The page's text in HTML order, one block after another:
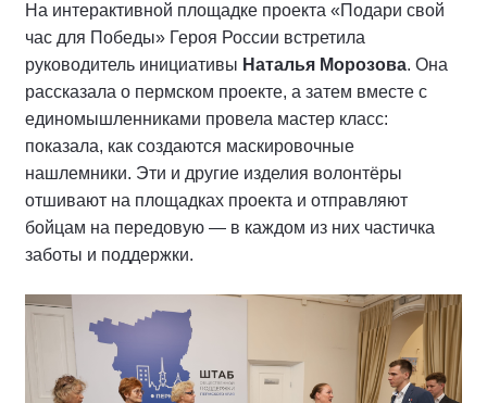
На интерактивной площадке проекта «Подари свой
час для Победы» Героя России встретила
руководитель инициативы Наталья Морозова. Она
рассказала о пермском проекте, а затем вместе с
единомышленниками провела мастер класс:
показала, как создаются маскировочные
нашлемники. Эти и другие изделия волонтёры
отшивают на площадках проекта и отправляют
бойцам на передовую — в каждом из них частичка
заботы и поддержки.